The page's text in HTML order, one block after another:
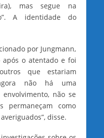
mas segue na
A identidade do
por Jungmann,
após o atentado e foi
que estariam
não há uma
não se
permaneçam como
disse.